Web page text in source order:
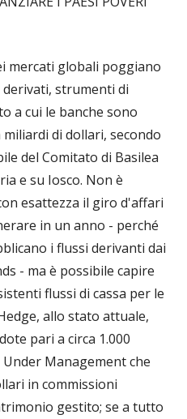
mercati globali poggiano
derivati, strumenti di
a cui le banche sono
di dollari, secondo
del Comitato di Basilea
e su Iosco. Non è
esattezza il giro d'affari
in un anno - perché
i flussi derivanti dai
- ma è possibile capire
flussi di cassa per le
allo stato attuale,
pari a circa 1.000
Management che
in commissioni
gestito; se a tutto